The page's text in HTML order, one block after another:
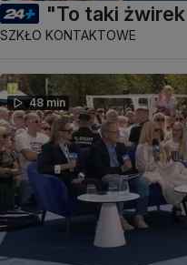
"To taki
SZKŁO KONTAKTOWE
48 min